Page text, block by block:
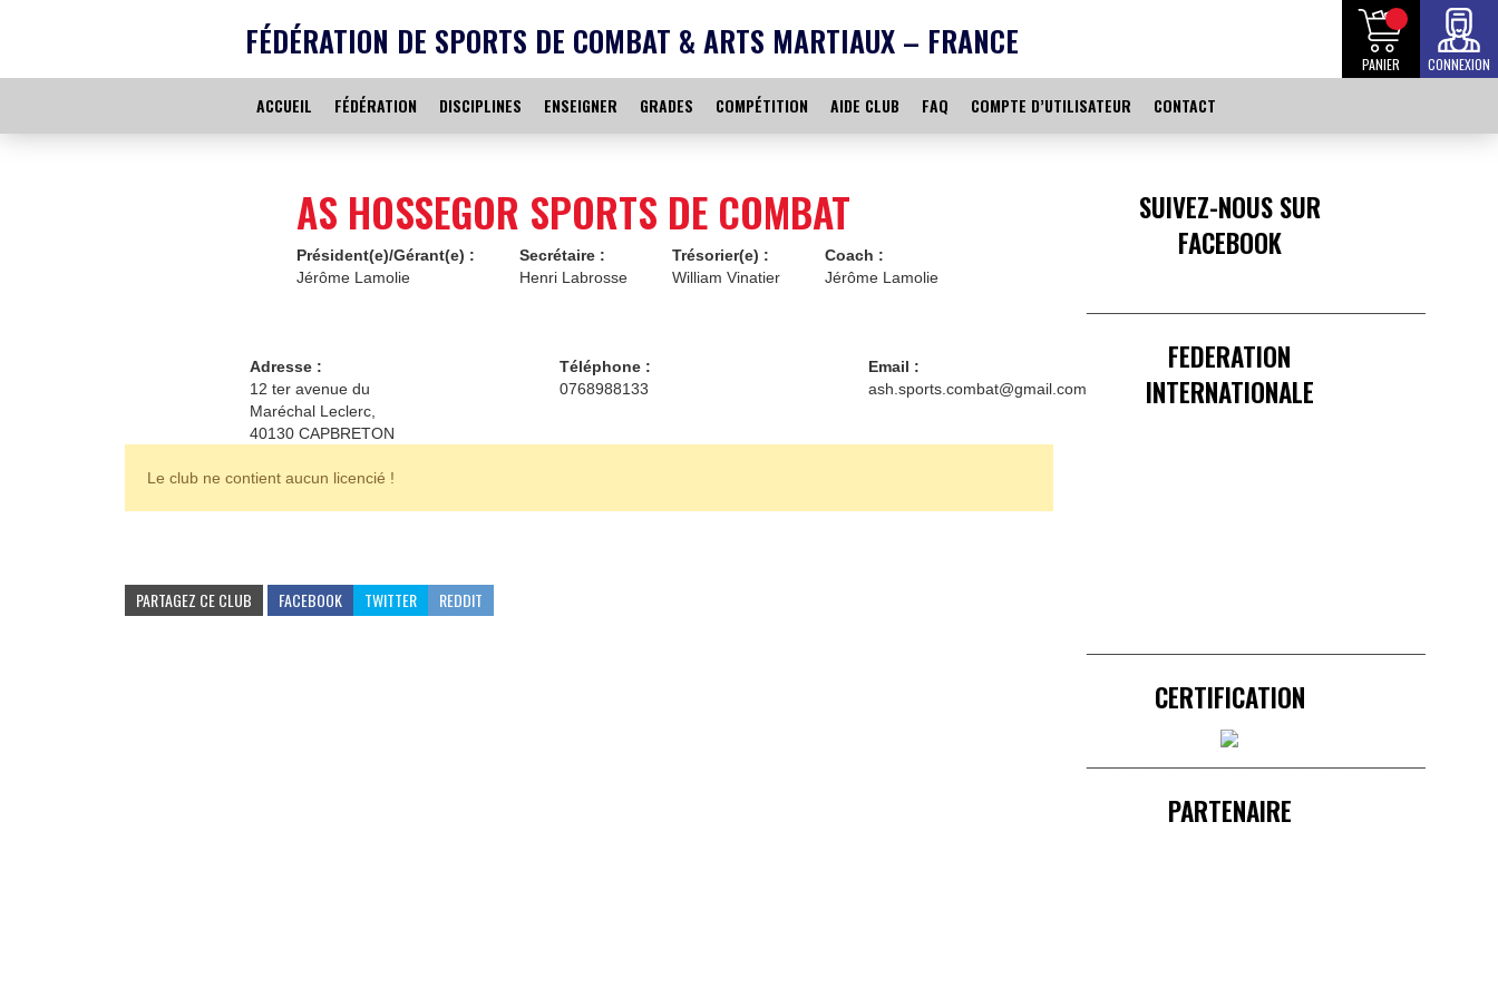
FÉDÉRATION DE SPORTS DE COMBAT & ARTS MARTIAUX – FRANCE
PANIER CONNEXION
ACCUEIL FÉDÉRATION DISCIPLINES ENSEIGNER GRADES COMPÉTITION AIDE CLUB FAQ COMPTE D’UTILISATEUR CONTACT
AS HOSSEGOR SPORTS DE COMBAT
Président(e)/Gérant(e) :
Jérôme Lamolie
Secrétaire :
Henri Labrosse
Trésorier(e) :
William Vinatier
Coach :
Jérôme Lamolie
Adresse :
12 ter avenue du
Maréchal Leclerc,
40130 CAPBRETON
Téléphone :
0768988133
Email :
ash.sports.combat@gmail.com
Le club ne contient aucun licencié !
PARTAGEZ CE CLUB FACEBOOK TWITTER REDDIT
SUIVEZ-NOUS SUR
FACEBOOK
FEDERATION
INTERNATIONALE
CERTIFICATION
PARTENAIRE